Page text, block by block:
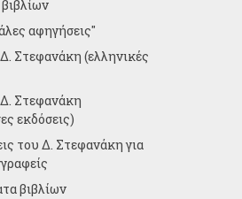
αφηγήσεις"
Στεφανάκη (ελληνικές
Στεφανάκη
εκδόσεις)
του Δ. Στεφανάκη για
βιβλίων